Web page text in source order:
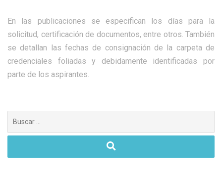
En las publicaciones se especifican los días para la
solicitud, certificación de documentos, entre otros. También
se detallan las fechas de consignación de la carpeta de
credenciales foliadas y debidamente identificadas por
parte de los aspirantes.